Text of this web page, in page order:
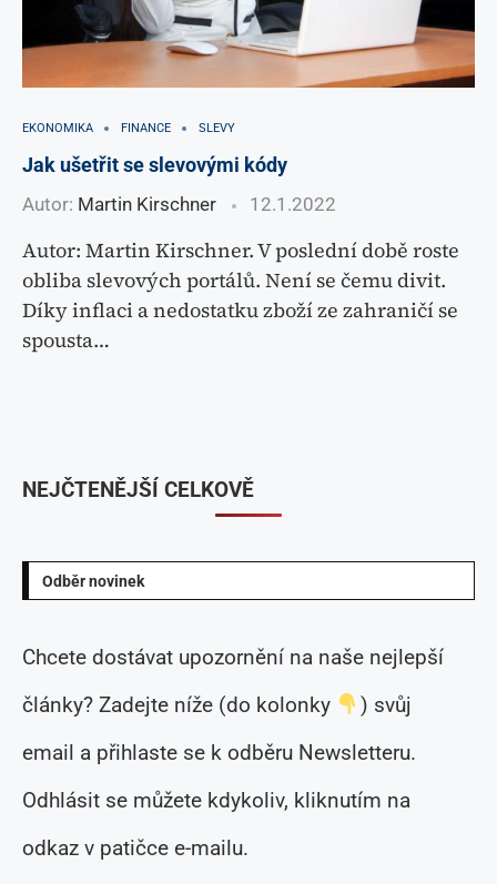
EKONOMIKA FINANCE SLEVY
Jak ušetřit se slevovými kódy
Autor: Martin Kirschner 12.1.2022
Autor: Martin Kirschner. V poslední době roste
obliba slevových portálů. Není se čemu divit.
Díky inflaci a nedostatku zboží ze zahraničí se
spousta…
Odběr novinek
Chcete dostávat upozornění na naše nejlepší
články? Zadejte níže (do kolonky
) svůj
email a přihlaste se k odběru Newsletteru.
Odhlásit se můžete kdykoliv, kliknutím na
odkaz v patičce e-mailu.
NEJČTENĚJŠÍ CELKOVĚ